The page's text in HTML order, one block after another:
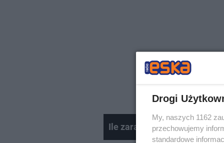
Ile zarabiają znani DJ-e?
Drogi
My, naszych 1162
przechowujemy
standardowe